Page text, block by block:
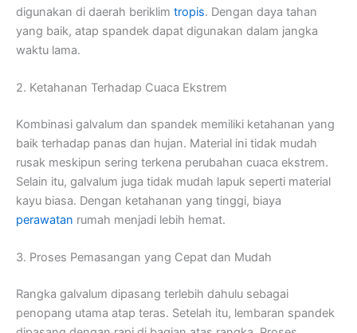
digunakan di daerah beriklim tropis. Dengan daya tahan
yang baik, atap spandek dapat digunakan dalam jangka
waktu lama.
2. Ketahanan Terhadap Cuaca Ekstrem
Kombinasi galvalum dan spandek memiliki ketahanan yang
baik terhadap panas dan hujan. Material ini tidak mudah
rusak meskipun sering terkena perubahan cuaca ekstrem.
Selain itu, galvalum juga tidak mudah lapuk seperti material
kayu biasa. Dengan ketahanan yang tinggi, biaya
perawatan rumah menjadi lebih hemat.
3. Proses Pemasangan yang Cepat dan Mudah
Rangka galvalum dipasang terlebih dahulu sebagai
penopang utama atap teras. Setelah itu, lembaran spandek